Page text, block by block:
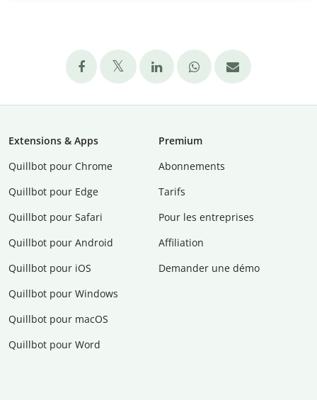
Extensions & Apps
Quillbot pour Chrome
Quillbot pour Edge
Quillbot pour Safari
Quillbot pour Android
Quillbot pour iOS
Quillbot pour Windows
Quillbot pour macOS
Quillbot pour Word
Premium
Abonnements
Tarifs
Pour les entreprises
Affiliation
Demander une démo